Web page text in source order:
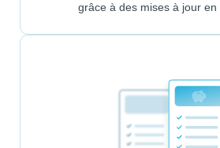
grâce à des mises à jour en